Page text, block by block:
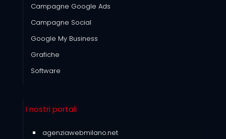
Campagne Google Ads
Campagne Social
Google My Business
Grafiche
Software
I nostri portali
agenziawebmilano.net